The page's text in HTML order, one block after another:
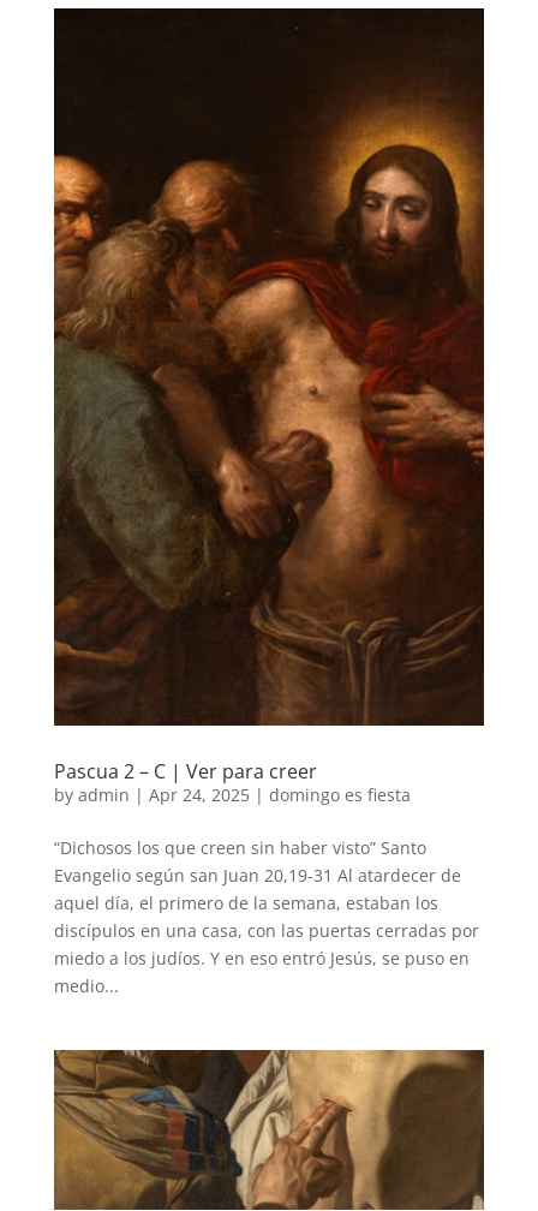
Pascua 2 – C | Ver para creer
by admin | Apr 24, 2025| domingo es fiesta
“Dichosos los que creen sin haber visto” Santo
Evangelio según san Juan 20,19-31 Al atardecer de
aquel día, el primero de la semana, estaban los
discípulos en una casa, con las puertas cerradas por
miedo a los judíos. Y en eso entró Jesús, se puso en
medio...